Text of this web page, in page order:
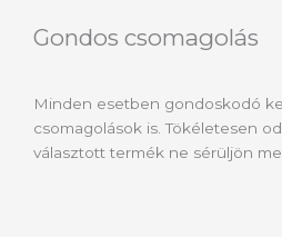
Gondos csomagolás
Minden esetben gondoskodó
csomagolások is. Tökéletesen
választott termék ne sérüljön